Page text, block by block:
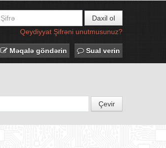
Daxil ol
Qeydiyyat Şifrəni unutmusunuz?
Məqalə göndərin Sual verin
Çevir